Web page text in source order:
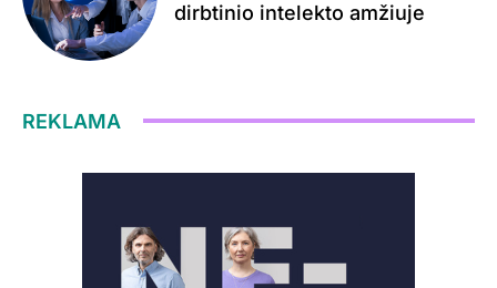
dirbtinio intelekto amžiuje
REKLAMA